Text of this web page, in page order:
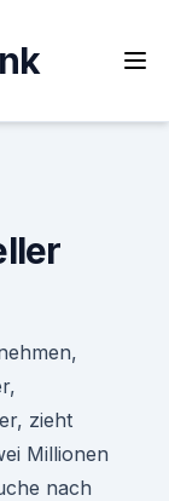
zieht
Millionen
nach